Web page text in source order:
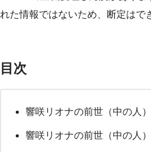
れた情報ではないため、断定はで
目次
響咲リオナの前世（中の人
響咲リオナの前世（中の人